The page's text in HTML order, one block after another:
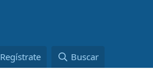
Regístrate Buscar